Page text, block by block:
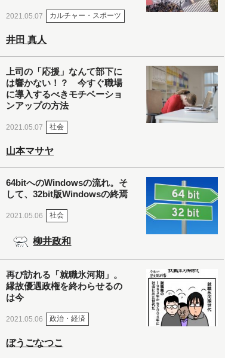
2021.05.07 カルチャー・スポーツ
井田 真人
上司の「応援」なんて部下に
は響かない！？ 今すぐ職場
に導入するべきモチベーショ
ンアップの方法
2021.05.07 社会
山本マサヤ
64bitへのWindowsの流れ。そ
して、32bit版Windowsの終焉
2021.05.06 社会
柳井政和
再び訪れる「就職氷河期」。
縁故優遇政権を終わらせるの
は今
2021.05.06 政治・経済
ぼうごなつこ